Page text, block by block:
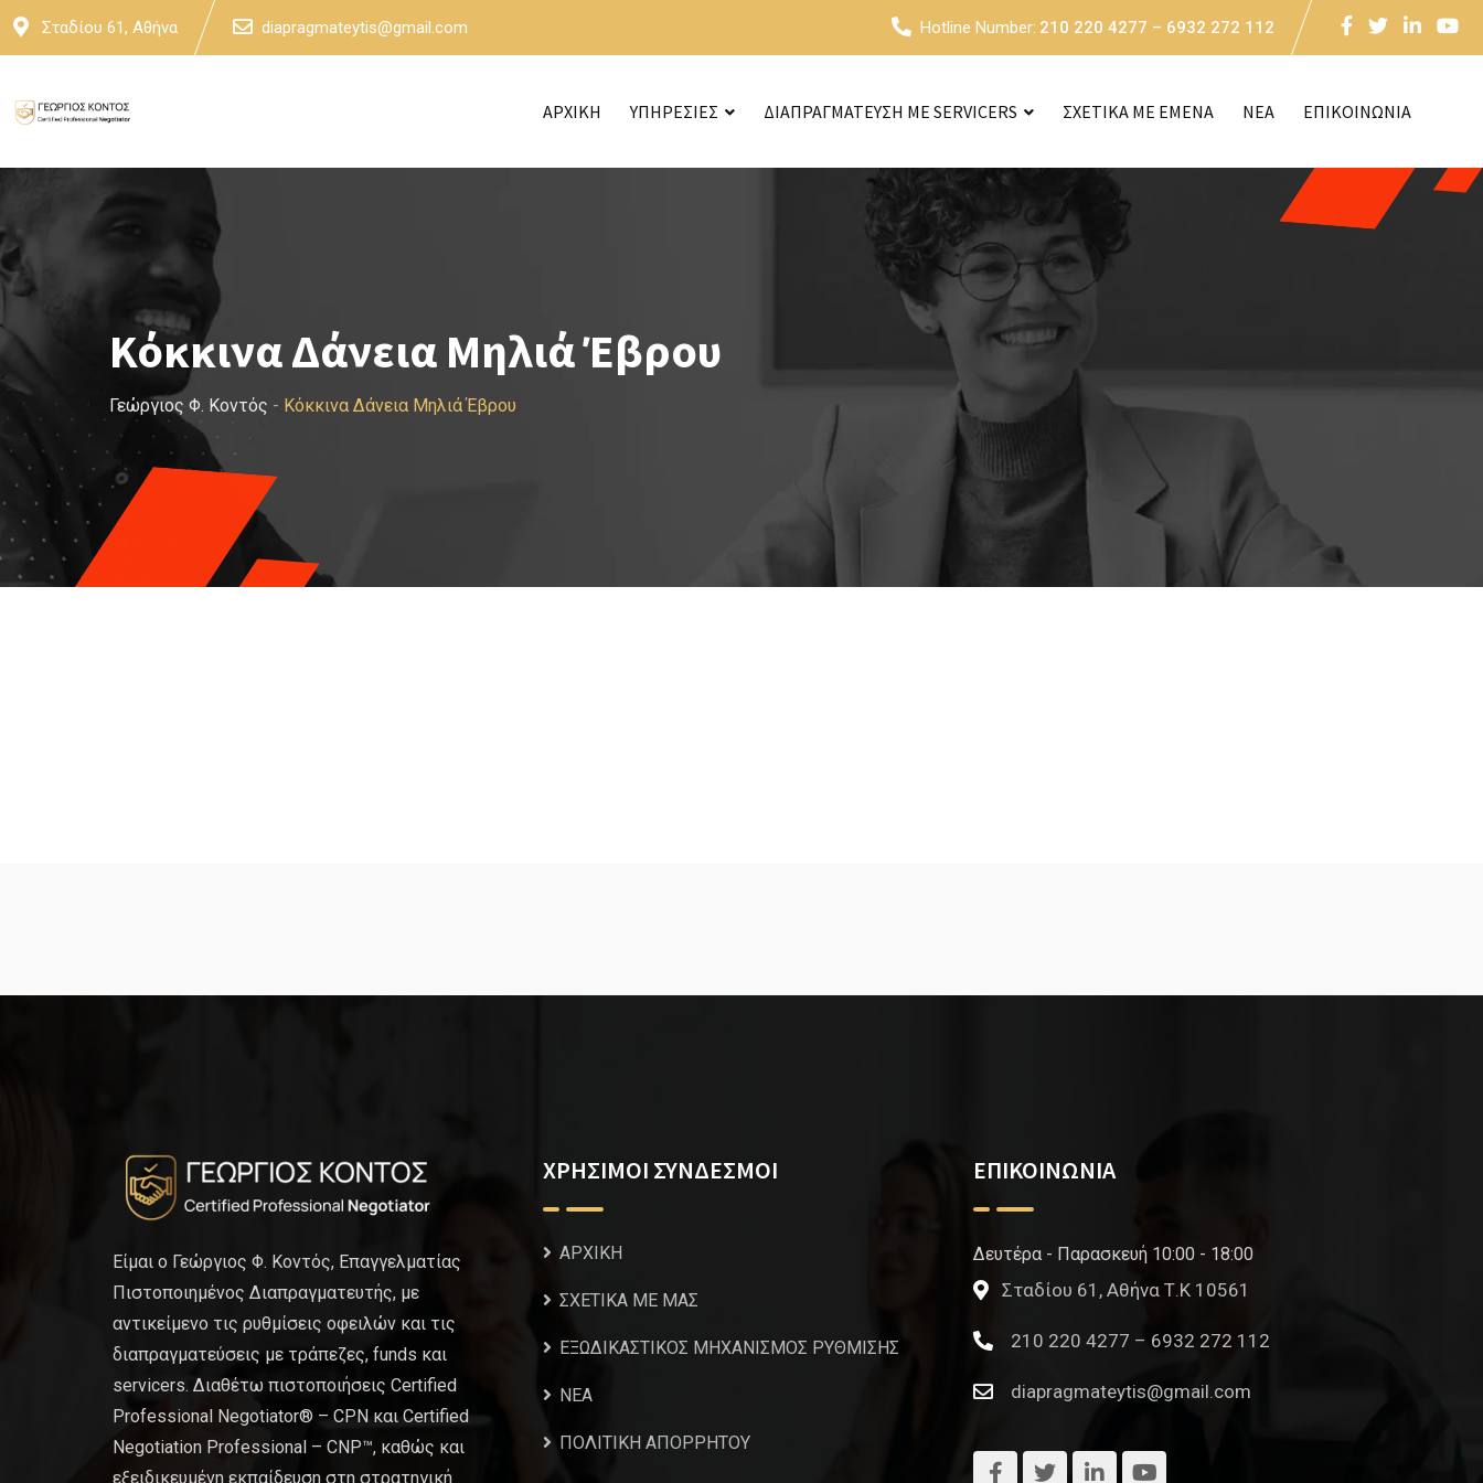
Skip
Σταδίου 61, Αθήνα diapragmateytis@gmail.com Hotline Number: 210 220 4277 – 6932 272 112
ΑΡΧΙΚΗ ΥΠΗΡΕΣΙΕΣ ΔΙΑΠΡΑΓΜΑΤΕΥΣΗ ΜΕ SERVICERS ΣΧΕΤΙΚΑ ΜΕ ΕΜΕΝΑ NEA ΕΠΙΚΟΙΝΩΝΙΑ
Κόκκινα Δάνεια Μηλιά Έβρου
Γεώργιος Φ. Κοντός - Κόκκινα Δάνεια Μηλιά Έβρου
Είμαι ο Γεώργιος Φ. Κοντός, Επαγγελματίας
Πιστοποιημένος Διαπραγματευτής, με
αντικείμενο τις ρυθμίσεις οφειλών και τις
διαπραγματεύσεις με τράπεζες, funds και
servicers. Διαθέτω πιστοποιήσεις Certified
Professional Negotiator® – CPN και Certified
Negotiation Professional – CNP™, καθώς και
εξειδικευμένη εκπαίδευση στη στρατηγική
ΧΡΗΣΙΜΟΙ ΣΥΝΔΕΣΜΟΙ
ΑΡΧΙΚΗ
ΣΧΕΤΙΚΑ ΜΕ ΜΑΣ
ΕΞΩΔΙΚΑΣΤΙΚΟΣ ΜΗΧΑΝΙΣΜΟΣ ΡΥΘΜΙΣΗΣ
NEA
ΠΟΛΙΤΙΚΗ ΑΠΟΡΡΗΤΟΥ
ΕΠΙΚΟΙΝΩΝΙΑ
Δευτέρα - Παρασκευή 10:00 - 18:00
Σταδίου 61, Αθήνα Τ.Κ 10561
210 220 4277 – 6932 272 112
diapragmateytis@gmail.com